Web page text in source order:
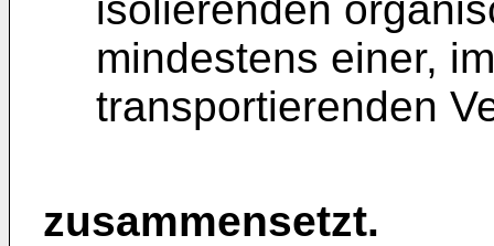
mindestens einer,
transportierenden
zusammensetzt.